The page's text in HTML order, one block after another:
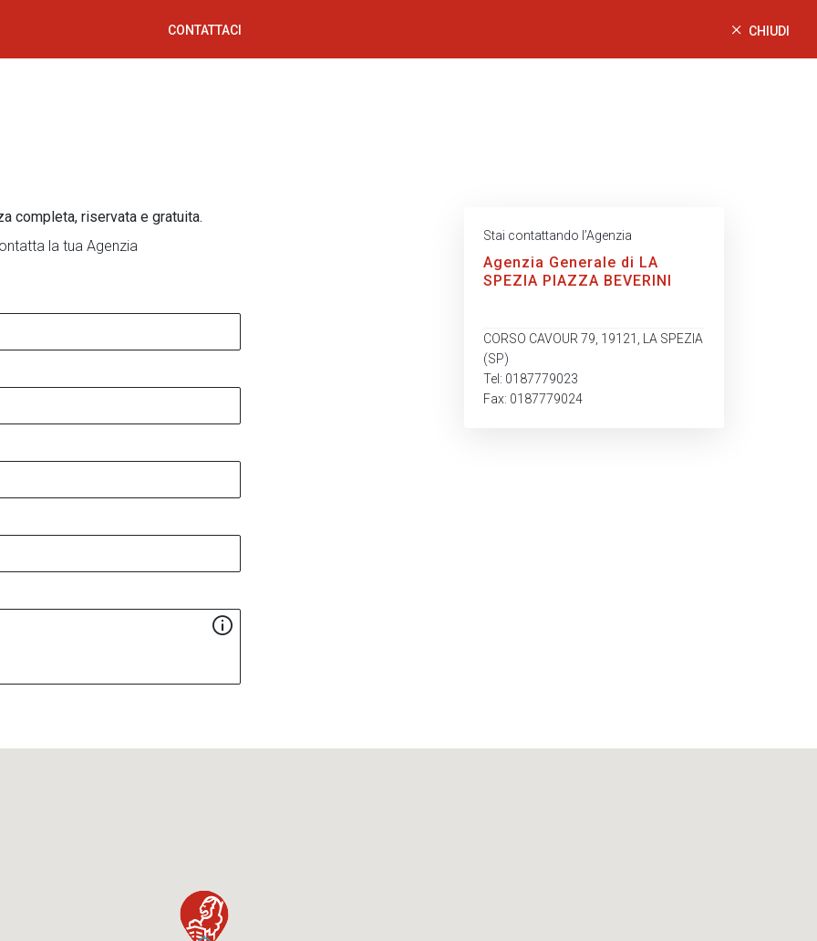
CONTATTACI CHIUDI
completa, riservata e gratuita.
la tua Agenzia
Stai contattando l’Agenzia
Agenzia Generale di LA
SPEZIA PIAZZA BEVERINI
CORSO CAVOUR 79, 19121, LA SPEZIA
(SP)
Tel: 0187779023
Fax: 0187779024